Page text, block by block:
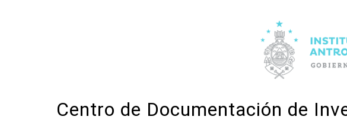
Centro de Documentación de